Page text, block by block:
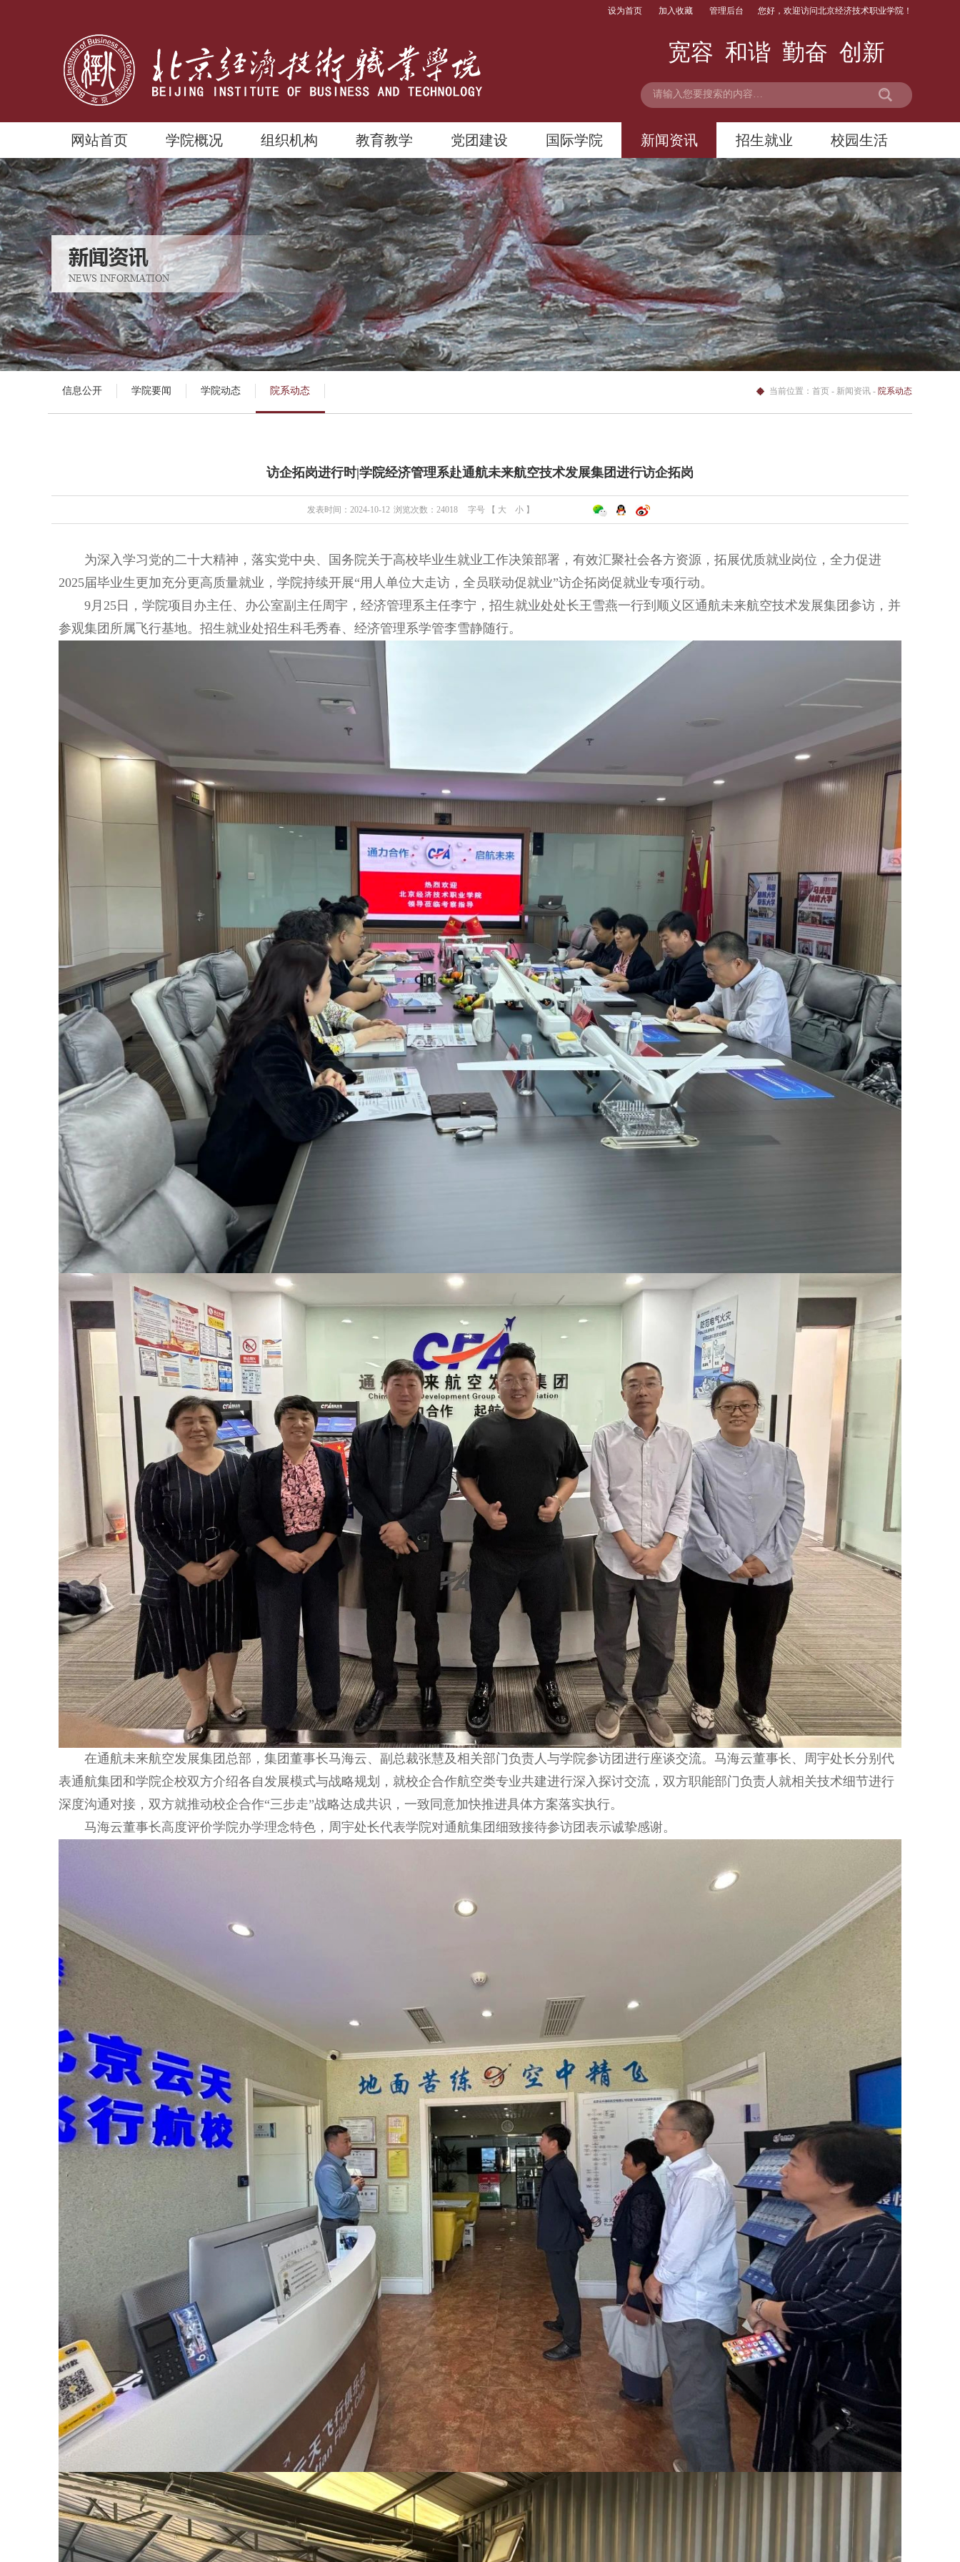
您好，欢迎访问北京经济技术职业学院！
设为首页 加入收藏 管理后台
宽容 和谐 勤奋 创新
网站首页 学院概况 组织机构 教育教学 党团建设 国际学院 新闻资讯 招生就业 校园生活
当前位置： 首页- 新闻资讯 - 院系动态
信息公开 学院要闻 学院动态 院系动态
访企拓岗进行时|学院经济管理系赴通航未来航空技术发展集团进行访企拓岗
发表时间：2024-10-12 浏览次数： 24018 字号 【 大 小】
为深入学习党的二十大精神，落实党中央、国务院关于高校毕业生就业工作决策部署，有效汇聚社会各方资源，拓展优质就业岗位，全力促进
2025届毕业生更加充分更高质量就业，学院持续开展“用人单位大走访，全员联动促就业”访企拓岗促就业专项行动。
9月25 日，学院项目办主任、办公室副主任周宇，经济管理系主任李宁，招生就业处处长王雪燕一行到顺义区通航未来航空技术发展集团参访，并
参观集团所属飞行基地。招生就业处招生科毛秀春、经济管理系学管李雪静随行。
在通航未来航空发展集团总部，集团董事长马海云、副总裁张慧及相关部门负责人与学院参访团进行座谈交流。马海云董事长、周宇处长分别代
表通航集团和学院企校双方介绍各自发展模式与战略规划，就校企合作航空类专业共建进行深入探讨交流，双方职能部门负责人就相关技术细节进行
深度沟通对接，双方就推动校企合作“三步走”战略达成共识，一致同意加快推进具体方案落实执行。
马海云董事长高度评价学院办学理念特色，周宇处长代表学院对通航集团细致接待参访团表示诚挚感谢。